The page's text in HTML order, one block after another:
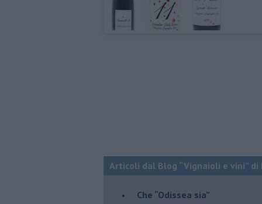
Articoli dal Blog “Vignaioli e vini” di
​Che “Odissea sia”